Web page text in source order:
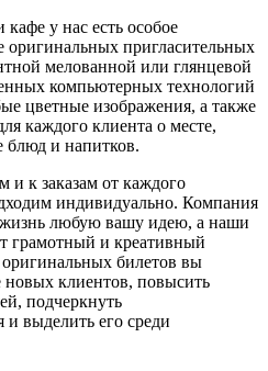
кафе у нас есть особое
оригинальных пригласительных
мелованной или глянцевой
компьютерных технологий
цветные изображения, а также
каждого клиента о месте,
блюд и напитков.
к заказам от каждого
индивидуально. Компания
любую вашу идею, а наши
грамотный и креативный
билетов вы
клиентов, повысить
подчеркнуть
и выделить его среди